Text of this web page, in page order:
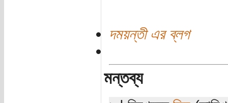
দময়ন্তী এর ব্লগ
মন্তব্য